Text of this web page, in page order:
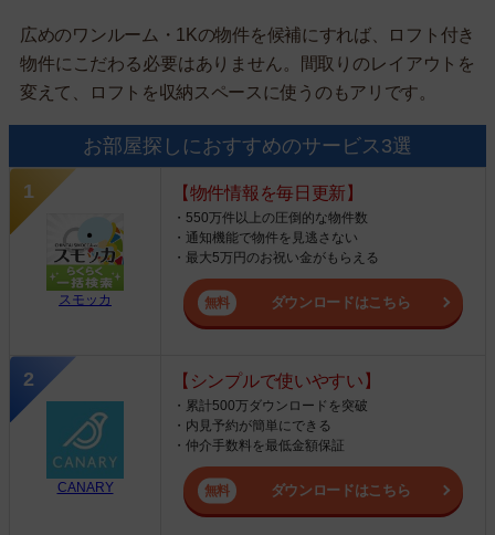
広めのワンルーム・1Kの物件を候補にすれば、ロフト付き
物件にこだわる必要はありません。間取りのレイアウトを
変えて、ロフトを収納スペースに使うのもアリです。
お部屋探しにおすすめのサービス3選
スモッカ
【物件情報を毎日更新】
・550万件以上の圧倒的な物件数
・通知機能で物件を見逃さない
・最大5万円のお祝い金がもらえる
ダウンロードはこちら
CANARY
【シンプルで使いやすい】
・累計500万ダウンロードを突破
・内見予約が簡単にできる
・仲介手数料を最低金額保証
ダウンロードはこちら